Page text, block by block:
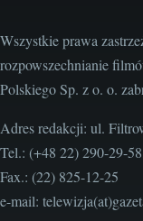
Wszystkie prawa
rozpowszechnianie
Polskiego Sp. z o. o.
Adres redakcji: ul.
Tel.: (+48 22) 290-29-
Fax.: (22) 825-12-25
e-mail: